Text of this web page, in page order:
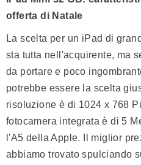
offerta di Natale
La scelta per un iPad di
sta tutta nell'acquirente, ma
da portare e poco
potrebbe essere la scelta
risoluzione è di 1024 x 768
fotocamera integrata è di 5
l'A5 della Apple. Il miglior
abbiamo trovato spulciando